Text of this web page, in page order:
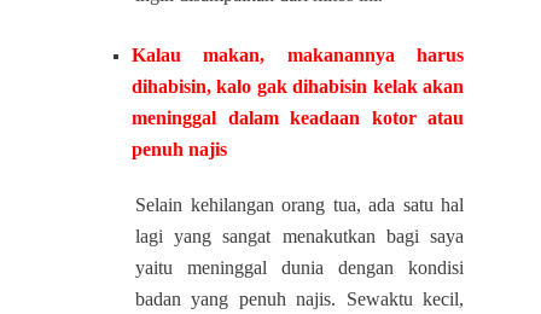
Kalau makan, makanannya harus
dihabisin, kalo gak dihabisin kelak akan
meninggal dalam keadaan kotor atau
penuh najis
Selain kehilangan orang tua, ada satu hal
lagi yang sangat menakutkan bagi saya
yaitu meninggal dunia dengan kondisi
badan yang penuh najis. Sewaktu kecil,